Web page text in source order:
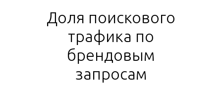
Доля поискового
трафика по
брендовым
запросам